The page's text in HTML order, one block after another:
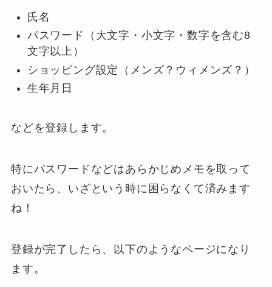
氏名
パスワード（大文字・小文字・数字を含む8
文字以上）
ショッピング設定（メンズ？ウィメンズ？）
生年月日
などを登録します。
特にパスワードなどはあらかじめメモを取って
おいたら、いざという時に困らなくて済みます
ね！
登録が完了したら、以下のようなページになり
ます。